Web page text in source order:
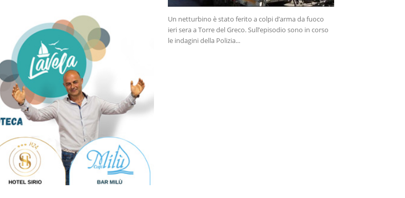
Un netturbino è stato ferito a colpi d’arma da fuoco
ieri sera a Torre del Greco. Sull’episodio sono in corso
le indagini della Polizia...